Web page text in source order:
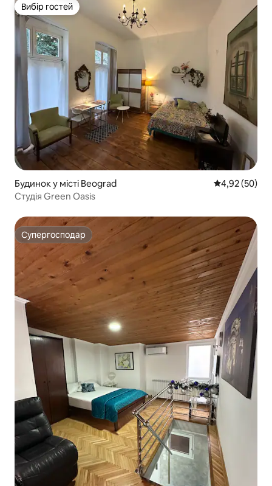
Вибір гостей
Вибір гостей
Будинок у місті Beograd Середня
4,92 (50)
Студія Green Oasis
Супергосподар
Супергосподар